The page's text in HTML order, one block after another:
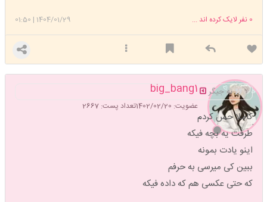
1404/01/29
|
01:50 0 نفر لایک کرده اند ...
big_bang1
عضویت: 1402/02/20 تعداد پست: 2667
نه جیگر
کاملا حس کردم
طرفت یه بچه فیکه
اینو یادت بمونه
ببین کی میرسی به حرفم
که حتی عکسی هم که داده فیکه